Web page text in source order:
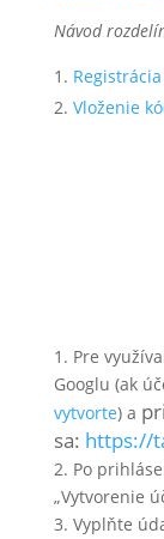
Návod
Vloženie
1. Pre
Googlu (ak
vytvorte) a
sa: https://
2. Po
„Vytvorenie
3. Vyplňte